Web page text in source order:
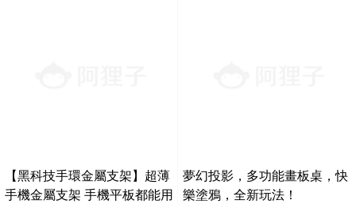
【黑科技手環金屬支架】超薄
手機金屬支架 手機平板都能用
夢幻投影，多功能畫板桌，快
樂塗鴉，全新玩法！